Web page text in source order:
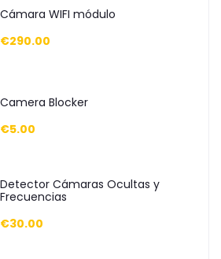
Cámara WIFI módulo
€290.00
Camera Blocker
€5.00
Detector Cámaras Ocultas y
Frecuencias
€30.00